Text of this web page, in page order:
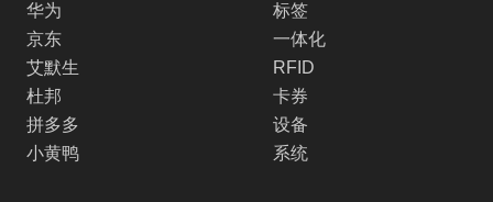
华为
京东
艾默生
杜邦
拼多多
小黄鸭
标签
一体化
RFID
卡券
设备
系统